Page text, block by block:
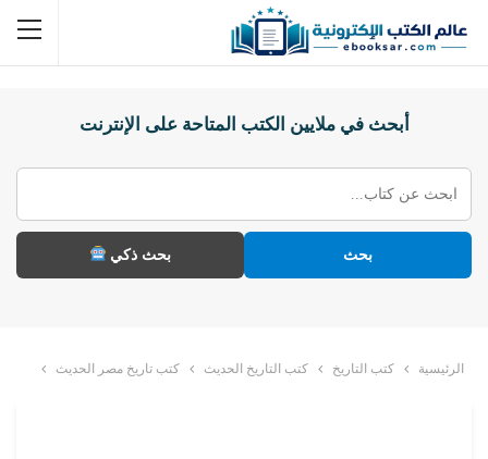
أبحث في ملايين الكتب المتاحة على الإنترنت
بحث بحث ذكي
الرئيسية كتب التاريخ كتب التاريخ الحديث كتب تاريخ مصر الحديث